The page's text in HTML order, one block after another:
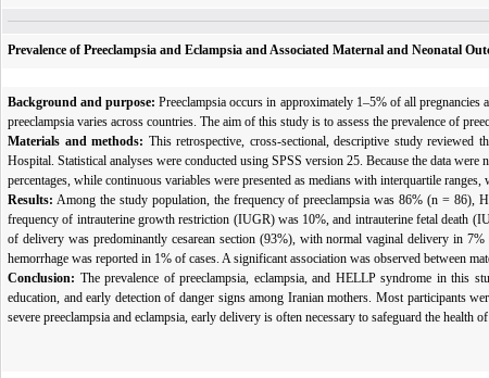
Prevalence of Preeclampsia and Eclampsia and Associated Maternal and Neonatal
Background and purpose: Preeclampsia occurs in approximately 1–5% of all
preeclampsia varies across countries. The aim of this study is to assess the prevalence of
Materials and methods: This retrospective, cross-sectional, descriptive study reviewed
Hospital. Statistical analyses were conducted using SPSS version 25. Because the data
percentages, while continuous variables were presented as medians with interquartile ranges,
Results: Among the study population, the frequency of preeclampsia was 86% (n =
frequency of intrauterine growth restriction (IUGR) was 10%, and intrauterine fetal death
of delivery was predominantly cesarean section (93%), with normal vaginal delivery in
hemorrhage was reported in 1% of cases. A significant association was observed between
Conclusion: The prevalence of preeclampsia, eclampsia, and HELLP syndrome in this
education, and early detection of danger signs among Iranian mothers. Most participants
severe preeclampsia and eclampsia, early delivery is often necessary to safeguard the health